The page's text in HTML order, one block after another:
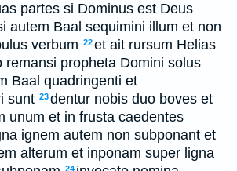
partes si Dominus est Deus
autem Baal sequimini illum et non
verbum 22et ait rursum Helias
remansi propheta Domini solus
Baal quadringenti et
sunt 23dentur nobis duo boves et
unum et in frusta caedentes
ignem autem non subponant et
alterum et inponam super ligna
24